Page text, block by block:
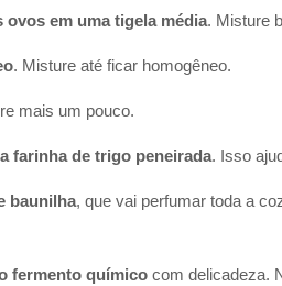
ovos em uma tigela média. Misture
. Misture até ficar homogêneo.
mais um pouco.
farinha de trigo peneirada. Isso
baunilha, que vai perfumar toda a
fermento químico com delicadeza.